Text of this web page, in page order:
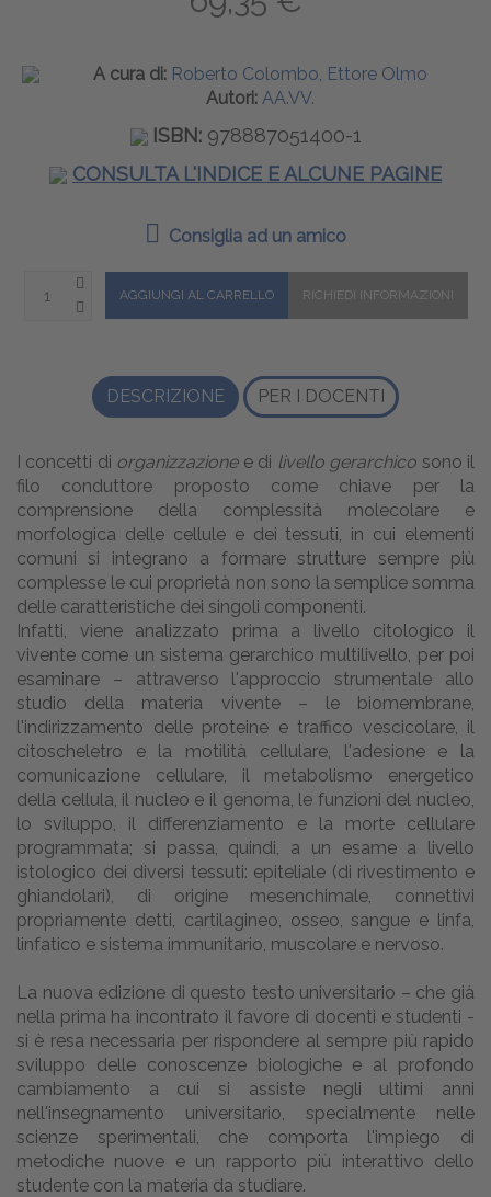
A cura di: Roberto Colombo, Ettore Olmo
Autori: AA.VV.
ISBN: 978887051400-1
CONSULTA L'INDICE E ALCUNE PAGINE
Consiglia ad un amico
DESCRIZIONE PER I DOCENTI
I concetti di organizzazionee di livello gerarchico sono il
filo conduttore proposto come chiave per la
comprensione della complessità molecolare e
morfologica delle cellule e dei tessuti, in cui elementi
comuni si integrano a formare strutture sempre più
complesse le cui proprietà non sono la semplice somma
delle caratteristiche dei singoli componenti.
Infatti, viene analizzato prima a livello citologico il
vivente come un sistema gerarchico multilivello, per poi
esaminare – attraverso l'approccio strumentale allo
studio della materia vivente – le biomembrane,
l'indirizzamento delle proteine e traffico vescicolare, il
citoscheletro e la motilità cellulare, l'adesione e la
comunicazione cellulare, il metabolismo energetico
della cellula, il nucleo e il genoma, le funzioni del nucleo,
lo sviluppo, il differenziamento e la morte cellulare
programmata; si passa, quindi, a un esame a livello
istologico dei diversi tessuti: epiteliale (di rivestimento e
ghiandolari), di origine mesenchimale, connettivi
propriamente detti, cartilagineo, osseo, sangue e linfa,
linfatico e sistema immunitario, muscolare e nervoso.
La nuova edizione di questo testo universitario – che già
nella prima ha incontrato il favore di docenti e studenti -
si è resa necessaria per rispondere al sempre più rapido
sviluppo delle conoscenze biologiche e al profondo
cambiamento a cui si assiste negli ultimi anni
nell'insegnamento universitario, specialmente nelle
scienze sperimentali, che comporta l'impiego di
metodiche nuove e un rapporto più interattivo dello
studente con la materia da studiare.